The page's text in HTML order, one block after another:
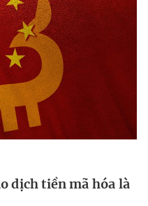
dịch tiền mã hóa là